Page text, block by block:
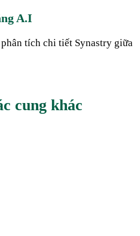
A.I
tích chi tiết Synastry giữa
cung khác